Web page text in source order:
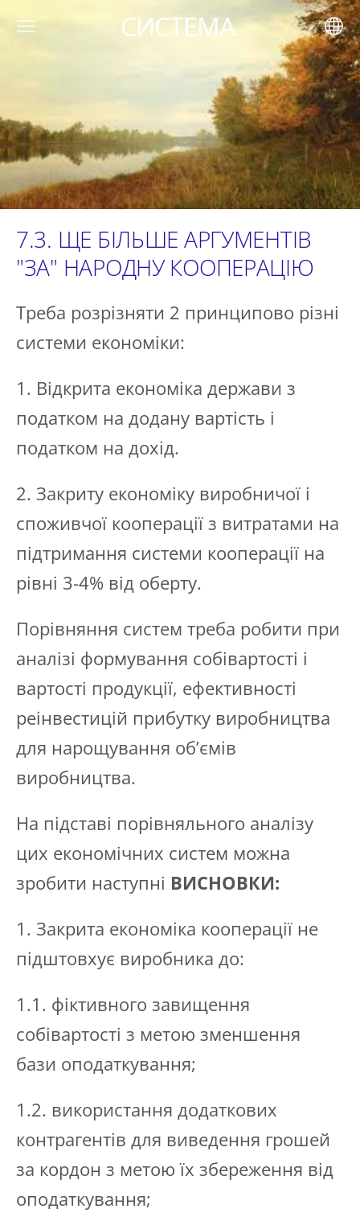
СИСТЕМА
7.3. ЩЕ БІЛЬШЕ АРГУМЕНТІВ
"ЗА" НАРОДНУ КООПЕРАЦІЮ
Треба розрізняти 2 принципово різні
системи економіки:
1. Відкрита економіка держави з
податком на додану вартість і
податком на дохід.
2. Закриту економіку виробничої і
споживчої кооперації з витратами на
підтримання системи кооперації на
рівні 3-4% від оберту.
Порівняння систем треба робити при
аналізі формування собівартості і
вартості продукції, ефективності
реінвестицій прибутку виробництва
для нарощування об’ємів
виробництва.
На підставі порівняльного аналізу
цих економічних систем можна
зробити наступні ВИСНОВКИ:
1. Закрита економіка кооперації не
підштовхує виробника до:
1.1. фіктивного завищення
собівартості з метою зменшення
бази оподаткування;
1.2. використання додаткових
контрагентів для виведення грошей
за кордон з метою їх збереження від
оподаткування;